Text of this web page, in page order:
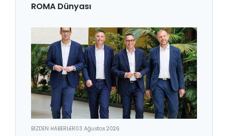
ROMA Dünyası
BİZDEN HABERLER03 Ağustos 2026